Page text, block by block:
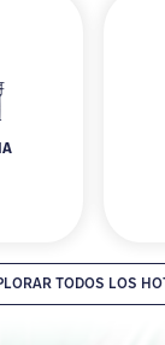
TODOS LOS